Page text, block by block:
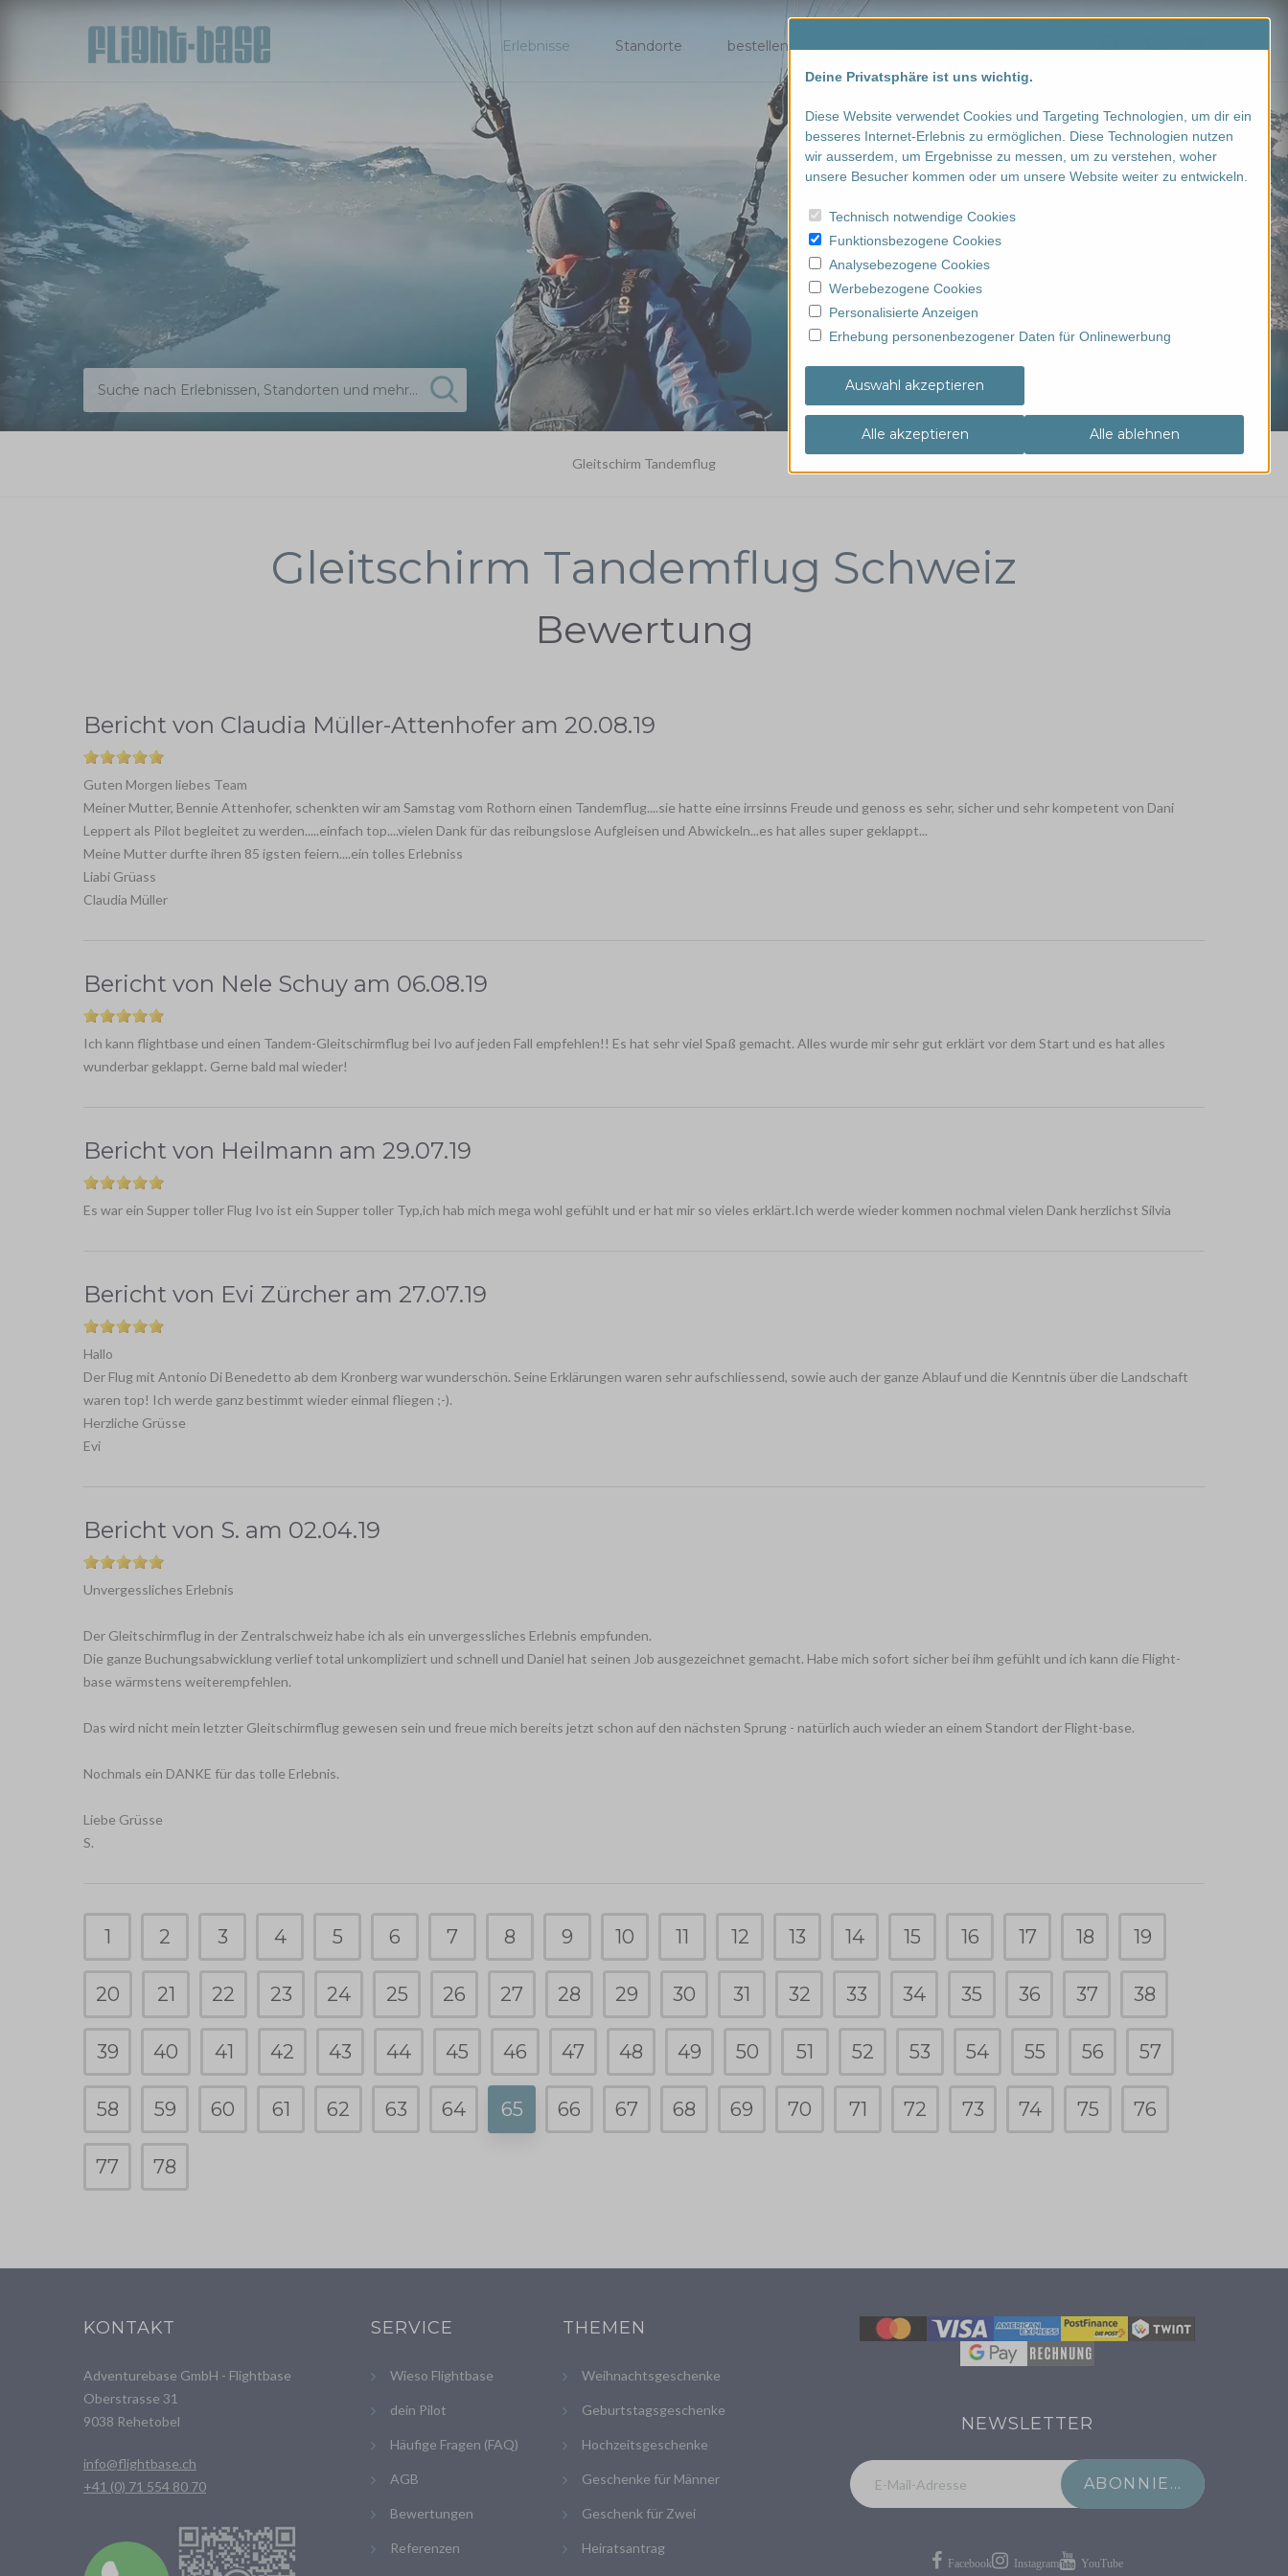
Erlebnisse Standorte bestellen/buchen Kontakt AKTION
Suche nach Erlebnissen, Standorten und mehr...
Gleitschirm Tandemflug
Gleitschirm Tandemflug Schweiz
Bewertung
Bericht von Claudia Müller-Attenhofer am 20.08.19
Guten Morgen liebes Team
Meiner Mutter, Bennie Attenhofer, schenkten wir am Samstag vom Rothorn einen Tandemflug....sie hatte eine irrsinns Freude und genoss es sehr, sicher und sehr kompetent von Dani
Leppert als Pilot begleitet zu werden.....einfach top....vielen Dank für das reibungslose Aufgleisen und Abwickeln...es hat alles super geklappt...
Meine Mutter durfte ihren 85 igsten feiern....ein tolles Erlebniss
Liabi Grüass
Claudia Müller
Bericht von Nele Schuy am 06.08.19
Ich kann flightbase und einen Tandem-Gleitschirmflug bei Ivo auf jeden Fall empfehlen!! Es hat sehr viel Spaß gemacht. Alles wurde mir sehr gut erklärt vor dem Start und es hat alles
wunderbar geklappt. Gerne bald mal wieder!
Bericht von Heilmann am 29.07.19
Es war ein Supper toller Flug Ivo ist ein Supper toller Typ,ich hab mich mega wohl gefühlt und er hat mir so vieles erklärt.Ich werde wieder kommen nochmal vielen Dank herzlichst Silvia
Bericht von Evi Zürcher am 27.07.19
Hallo
Der Flug mit Antonio Di Benedetto ab dem Kronberg war wunderschön. Seine Erklärungen waren sehr aufschliessend, sowie auch der ganze Ablauf und die Kenntnis über die Landschaft
waren top! Ich werde ganz bestimmt wieder einmal fliegen ;-).
Herzliche Grüsse
Evi
Bericht von S. am 02.04.19
Unvergessliches Erlebnis
Der Gleitschirmflug in der Zentralschweiz habe ich als ein unvergessliches Erlebnis empfunden.
Die ganze Buchungsabwicklung verlief total unkompliziert und schnell und Daniel hat seinen Job ausgezeichnet gemacht. Habe mich sofort sicher bei ihm gefühlt und ich kann die Flight-
base wärmstens weiterempfehlen.
Das wird nicht mein letzter Gleitschirmflug gewesen sein und freue mich bereits jetzt schon auf den nächsten Sprung - natürlich auch wieder an einem Standort der Flight-base.
Nochmals ein DANKE für das tolle Erlebnis.
Liebe Grüsse
S.
1 2 3 4 5 6 7 8 9 10 11 12 13 14 15 16 17 18 19
20 21 22 23 24 25 26 27 28 29 30 31 32 33 34 35 36 37 38
39 40 41 42 43 44 45 46 47 48 49 50 51 52 53 54 55 56 57
58 59 60 61 62 63 64 65 66 67 68 69 70 71 72 73 74 75 76
77 78
KONTAKT
Adventurebase GmbH - Flightbase
Oberstrasse 31
9038 Rehetobel
info@flightbase.ch
+41 (0) 71 554 80 70
SERVICE
Wieso Flightbase
dein Pilot
Häufige Fragen (FAQ)
AGB
Bewertungen
Referenzen
THEMEN
Weihnachtsgeschenke
Geburtstagsgeschenke
Hochzeitsgeschenke
Geschenke für Männer
Geschenk für Zwei
Heiratsantrag
NEWSLETTER
ABONNIEREN
Deine Privatsphäre ist uns wichtig.
Diese Website verwendet Cookies und Targeting Technologien, um dir ein
besseres Internet-Erlebnis zu ermöglichen. Diese Technologien nutzen
wir ausserdem, um Ergebnisse zu messen, um zu verstehen, woher
unsere Besucher kommen oder um unsere Website weiter zu entwickeln.
Technisch notwendige Cookies
Funktionsbezogene Cookies
Analysebezogene Cookies
Werbebezogene Cookies
Personalisierte Anzeigen
Erhebung personenbezogener Daten für Onlinewerbung